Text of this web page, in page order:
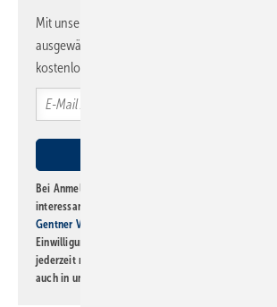
Mit unserem Newsletter erhalten Sie
ausgewählte Informationen und Neuigkeiten,
kostenlos direkt ins Postfach.
Bei Anmeldung zu diesem Newsletter bin ich damit
interessante Verlags- und Online-Angebote
Gentner Verlag GmbH & Co. KG
Einwilligung kann ich jederzeit widerrufen und eine
jederzeit möglich. Informationen zum Umgang mit
auch in unserer